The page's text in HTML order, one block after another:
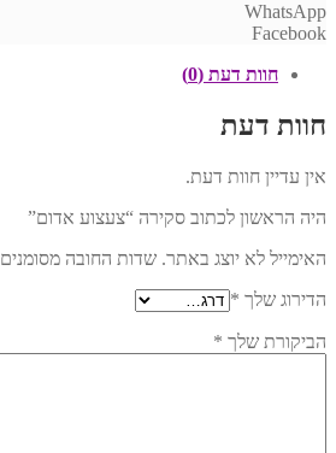
WhatsApp
Facebook
חוות דעת (0)
חוות דעת
אין עדיין חוות דעת.
היה הראשון לכתוב סקירה “צעצוע אדום”
האימייל לא יוצג באתר. שדות החובה מסומנים
הדירוג שלך *
הביקורת שלך *